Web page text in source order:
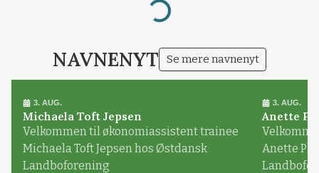
Loading...
NAVNENYT Se mere navnenyt
3. AUG.
Michaela Toft Jepsen
Velkommen til økonomiassistent trainee
Michaela Toft Jepsen hos Østdansk
Landboforening
3. AUG.
Anette
Anette